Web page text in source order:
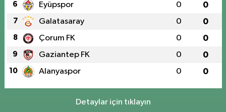
6 Eyüpspor 0 0
7 Galatasaray 0 0
8 Çorum FK 0 0
9 Gaziantep FK 0 0
10 Alanyaspor 0 0
Detaylar için tıklayın